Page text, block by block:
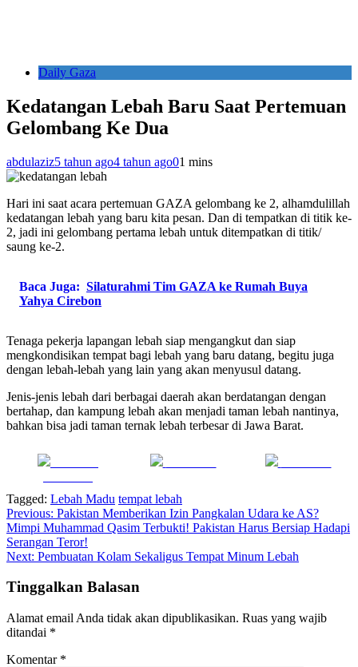
Daily Gaza
Kedatangan Lebah Baru Saat Pertemuan
Gelombang Ke Dua
abdulaziz5 tahun ago4 tahun ago01 mins
Hari ini saat acara pertemuan GAZA gelombang ke 2, alhamdulillah
kedatangan lebah yang baru kita pesan. Dan di tempatkan di titik ke-
2, jadi ini gelombang pertama lebah untuk ditempatkan di titik/
saung ke-2.
Baca Juga: Silaturahmi Tim GAZA ke Rumah Buya
Yahya Cirebon
Tenaga pekerja lapangan lebah siap mengangkut dan siap
mengkondisikan tempat bagi lebah yang baru datang, begitu juga
dengan lebah-lebah yang lain yang akan menyusul datang.
Jenis-jenis lebah dari berbagai daerah akan berdatangan dengan
bertahap, dan kampung lebah akan menjadi taman lebah nantinya,
bahkan bisa jadi taman ternak lebah terbesar di Jawa Barat.
Tagged: Lebah Madu tempat lebah
Navigasi
pos
Previous: Pakistan Memberikan Izin Pangkalan Udara ke AS?
Mimpi Muhammad Qasim Terbukti! Pakistan Harus Bersiap Hadapi
Serangan Teror!
Next: Pembuatan Kolam Sekaligus Tempat Minum Lebah
Tinggalkan Balasan
Alamat email Anda tidak akan dipublikasikan. Ruas yang wajib
ditandai *
Komentar *